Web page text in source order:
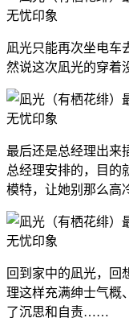
凪光只能再次坐电车
然说这次凪光的穿着
最后还是总经理出来
总经理安排的，目的
模特，让她别那么高
回到家中的凪光，回
理这样充满绅士气概
了沉思和自责……